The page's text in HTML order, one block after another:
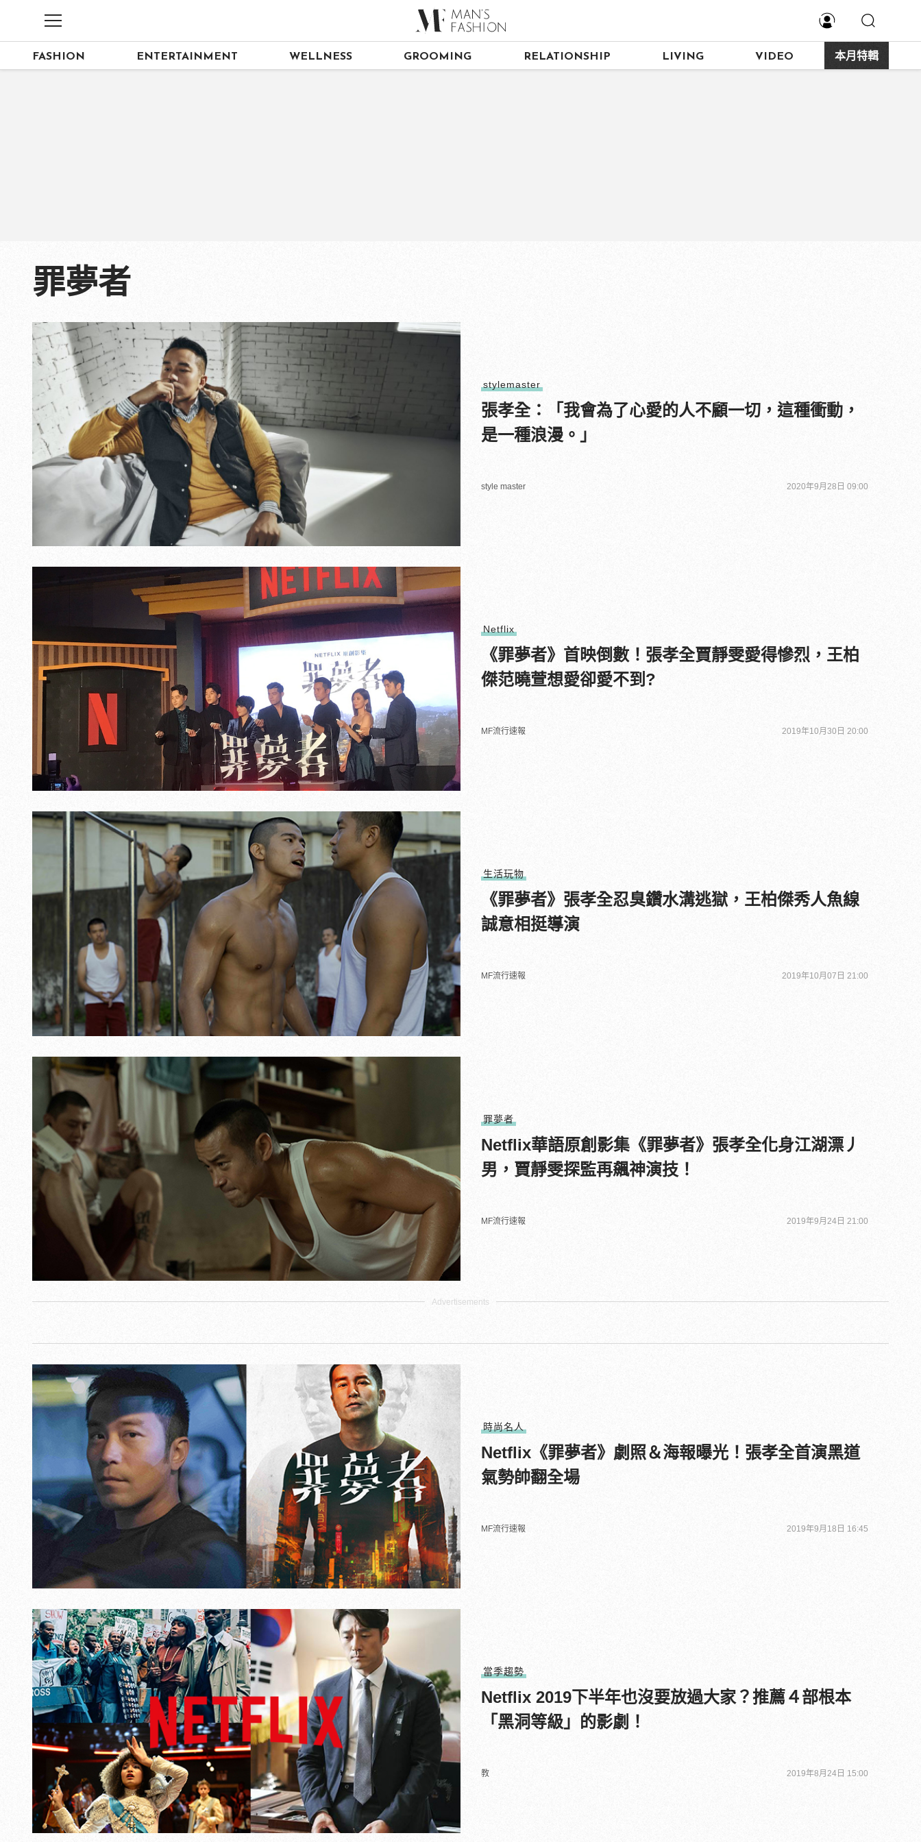
FASHION ENTERTAINMENT WELLNESS GROOMING RELATIONSHIP LIVING VIDEO 本月特輯
罪夢者
stylemaster
張孝全：「我會為了心愛的人不顧一切，這種衝動，
是一種浪漫。」
style master 2020年9月28日 09:00
Netflix
《罪夢者》首映倒數！張孝全賈靜雯愛得慘烈，王柏
傑范曉萱想愛卻愛不到?
MF流行速報 2019年10月30日 20:00
生活玩物
《罪夢者》張孝全忍臭鑽水溝逃獄，王柏傑秀人魚線
誠意相挺導演
MF流行速報 2019年10月07日 21:00
罪夢者
Netflix華語原創影集《罪夢者》張孝全化身江湖漂丿
男，賈靜雯探監再飆神演技！
MF流行速報 2019年9月24日 21:00
時尚名人
Netflix《罪夢者》劇照＆海報曝光！張孝全首演黑道
氣勢帥翻全場
MF流行速報 2019年9月18日 16:45
當季趨勢
Netflix 2019下半年也沒要放過大家？推薦４部根本
「黑洞等級」的影劇！
教 2019年8月24日 15:00